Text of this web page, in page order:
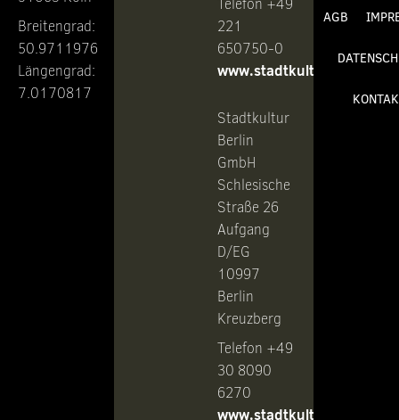
Breitengrad:
50.9711976
Längengrad:
7.0170817
Telefon +49
221
650750-0
www.stadtkultur.de
Stadtkultur
Berlin
GmbH
Schlesische
Straße 26
Aufgang
D/EG
10997
Berlin
Kreuzberg
Telefon +49
30 8090
6270
www.stadtkultur-
AGB